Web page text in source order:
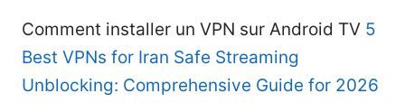
Comment installer un VPN sur Android TV 5
Best VPNs for Iran Safe Streaming
Unblocking: Comprehensive Guide for 2026